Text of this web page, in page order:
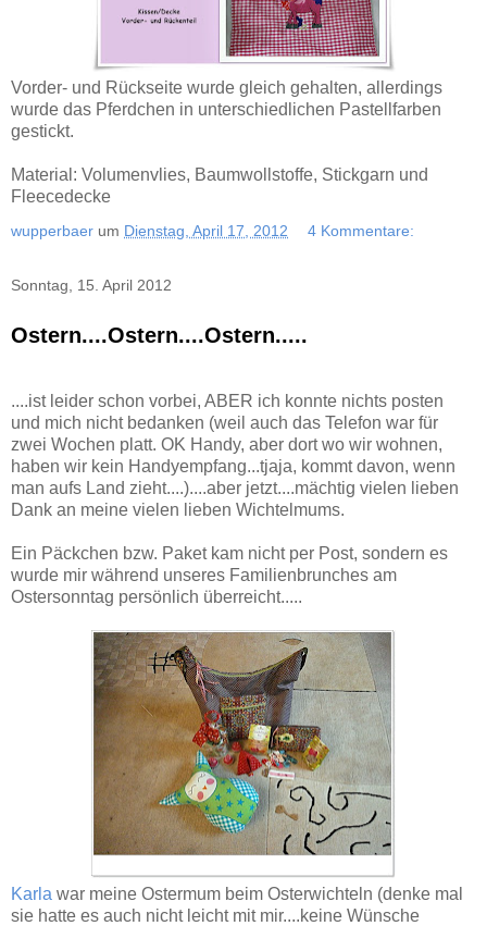
Vorder- und Rückseite wurde gleich gehalten, allerdings
wurde das Pferdchen in unterschiedlichen Pastellfarben
gestickt.
Material: Volumenvlies, Baumwollstoffe, Stickgarn und
Fleecedecke
wupperbaer um Dienstag, April 17, 2012 4 Kommentare:
Sonntag, 15. April 2012
Ostern....Ostern....Ostern.....
....ist leider schon vorbei, ABER ich konnte nichts posten
und mich nicht bedanken (weil auch das Telefon war für
zwei Wochen platt. OK Handy, aber dort wo wir wohnen,
haben wir kein Handyempfang...tjaja, kommt davon, wenn
man aufs Land zieht....)....aber jetzt....mächtig vielen lieben
Dank an meine vielen lieben Wichtelmums.
Ein Päckchen bzw. Paket kam nicht per Post, sondern es
wurde mir während unseres Familienbrunches am
Ostersonntag persönlich überreicht.....
Karla war meine Ostermum beim Osterwichteln (denke mal
sie hatte es auch nicht leicht mit mir....keine Wünsche